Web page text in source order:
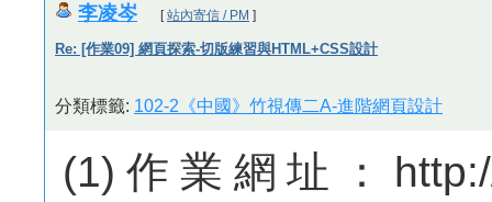
李凌岑 [站內寄信 / PM ]
Re: [作業09] 網頁探索-切版練習與HTML+CSS設計
分類標籤: 102-2《中國》竹視傳二A-進階網頁設計
(1)作業網址：http://